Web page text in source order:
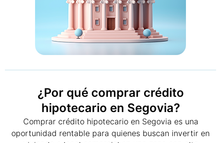
¿Por qué comprar crédito
hipotecario en Segovia?
Comprar crédito hipotecario en Segovia es una
oportunidad rentable para quienes buscan invertir en